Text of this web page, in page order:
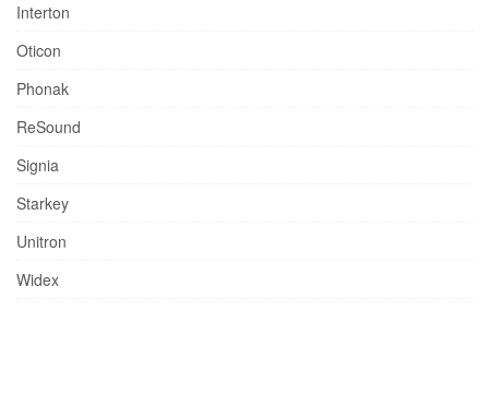
Interton
Oticon
Phonak
ReSound
Signia
Starkey
Unitron
Widex